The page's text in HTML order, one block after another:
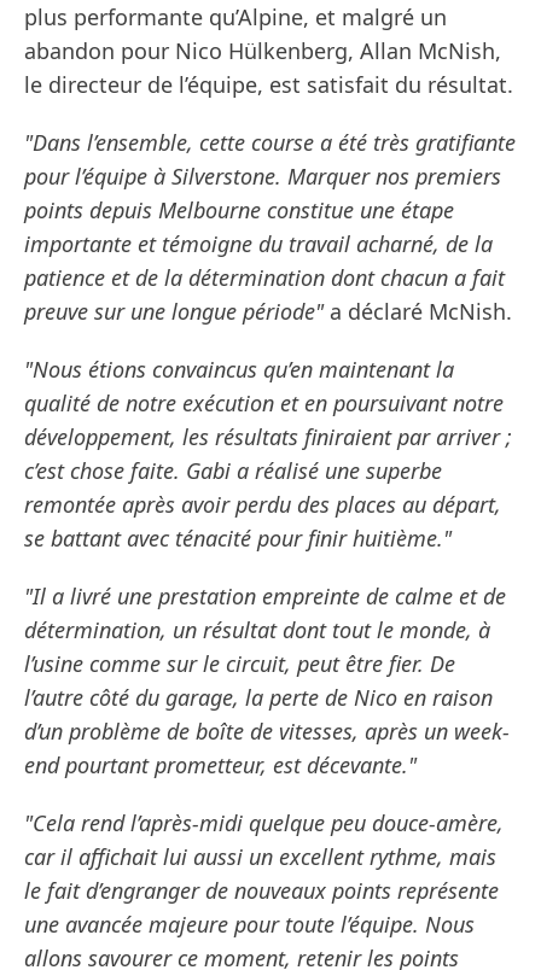
plus performante qu’Alpine, et malgré un
abandon pour Nico Hülkenberg, Allan McNish,
le directeur de l’équipe, est satisfait du résultat.
"Dans l’ensemble, cette course a été très gratifiante
pour l’équipe à Silverstone. Marquer nos premiers
points depuis Melbourne constitue une étape
importante et témoigne du travail acharné, de la
patience et de la détermination dont chacun a fait
preuve sur une longue période"a déclaré McNish.
"Nous étions convaincus qu’en maintenant la
qualité de notre exécution et en poursuivant notre
développement, les résultats finiraient par arriver ;
c’est chose faite. Gabi a réalisé une superbe
remontée après avoir perdu des places au départ,
se battant avec ténacité pour finir huitième."
"Il a livré une prestation empreinte de calme et de
détermination, un résultat dont tout le monde, à
l’usine comme sur le circuit, peut être fier. De
l’autre côté du garage, la perte de Nico en raison
d’un problème de boîte de vitesses, après un week-
end pourtant prometteur, est décevante."
"Cela rend l’après-midi quelque peu douce-amère,
car il affichait lui aussi un excellent rythme, mais
le fait d’engranger de nouveaux points représente
une avancée majeure pour toute l’équipe. Nous
allons savourer ce moment, retenir les points